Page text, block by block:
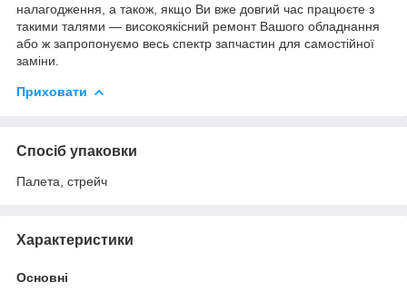
налагодження, а також, якщо Ви вже довгий час працюєте з
такими талями — високоякісний ремонт Вашого обладнання
або ж запропонуємо весь спектр запчастин для самостійної
заміни.
Приховати
Спосіб упаковки
Палета, стрейч
Характеристики
Основні